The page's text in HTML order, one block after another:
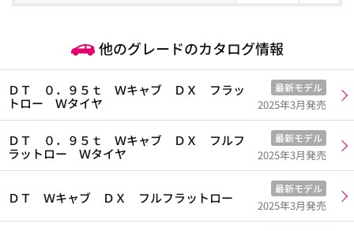
他のグレードのカタログ情報
ＤＴ ０．９５ｔ Ｗキャブ ＤＸ フラッ
トロー Ｗタイヤ
最新モデル
2025年3月発売
ＤＴ ０．９５ｔ Ｗキャブ ＤＸ フルフ
ラットロー Ｗタイヤ
最新モデル
2025年3月発売
ＤＴ Ｗキャブ ＤＸ フルフラットロー
最新モデル
2025年3月発売